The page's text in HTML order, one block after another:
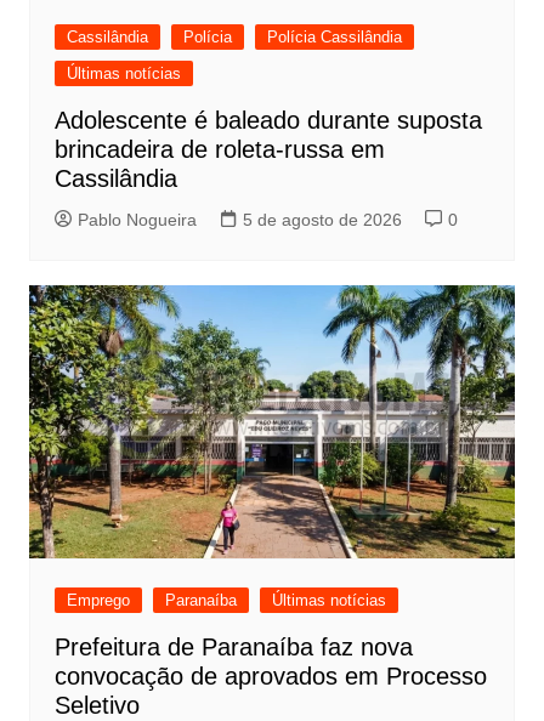
Cassilândia Polícia
Polícia Cassilândia
Últimas notícias
Adolescente é baleado durante suposta
brincadeira de roleta-russa em
Cassilândia
Pablo Nogueira 5 de agosto de 2026 0
Emprego Paranaíba Últimas notícias
Prefeitura de Paranaíba faz nova
convocação de aprovados em Processo
Seletivo